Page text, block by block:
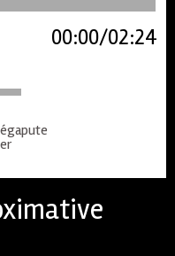
02:24
00:00